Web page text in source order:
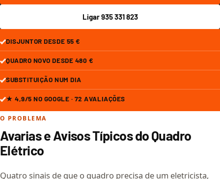
Ligar 935 331 823
DISJUNTOR DESDE 55 €
QUADRO NOVO DESDE 480 €
SUBSTITUIÇÃO NUM DIA
★ 4,9/5 NO GOOGLE · 72 AVALIAÇÕES
O PROBLEMA
Avarias e Avisos Típicos do Quadro
Elétrico
Quatro sinais de que o quadro precisa de um eletricista,